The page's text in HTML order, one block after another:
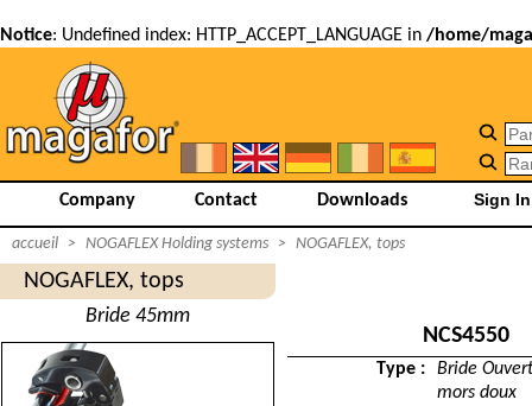
Notice: Undefined index: HTTP_ACCEPT_LANGUAGE in /home/
Company Contact Downloads
accueil > NOGAFLEX Holding systems > NOGAFLEX, tops
NOGAFLEX, tops
Bride 45mm
NCS4550
Type :
Bride
mors doux